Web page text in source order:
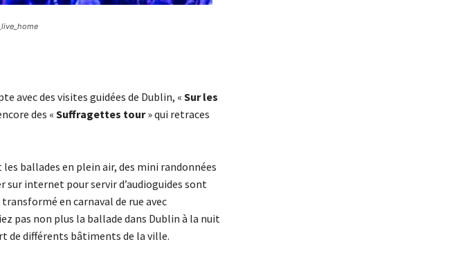
avec des visites guidées de Dublin, «Sur les
des « Suffragettes tour» qui retraces
ballades en plein air, des mini randonnées
sur internet pour servir d’audioguides sont
en carnaval de rue avec
pas non plus la ballade dans Dublin à la nuit
de différents bâtiments de la ville.